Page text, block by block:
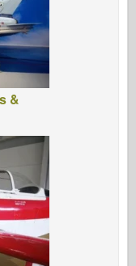
&